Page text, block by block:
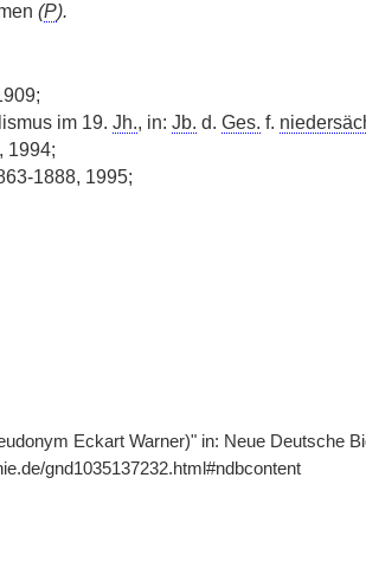
(P).
im 19. Jh., in: Jb. d. Ges. f.
, 1994;
1888, 1995;
Eckart Warner)" in: Neue Deutsche
gnd1035137232.html#ndbcontent